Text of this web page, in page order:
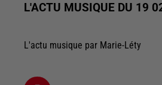
L'ACTU MUSIQUE DU 19
L'actu musique par Marie-Léty